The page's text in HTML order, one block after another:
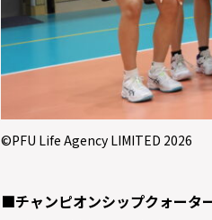
©PFU Life Agency LIMITED 2026
■チャンピオンシップクォータ